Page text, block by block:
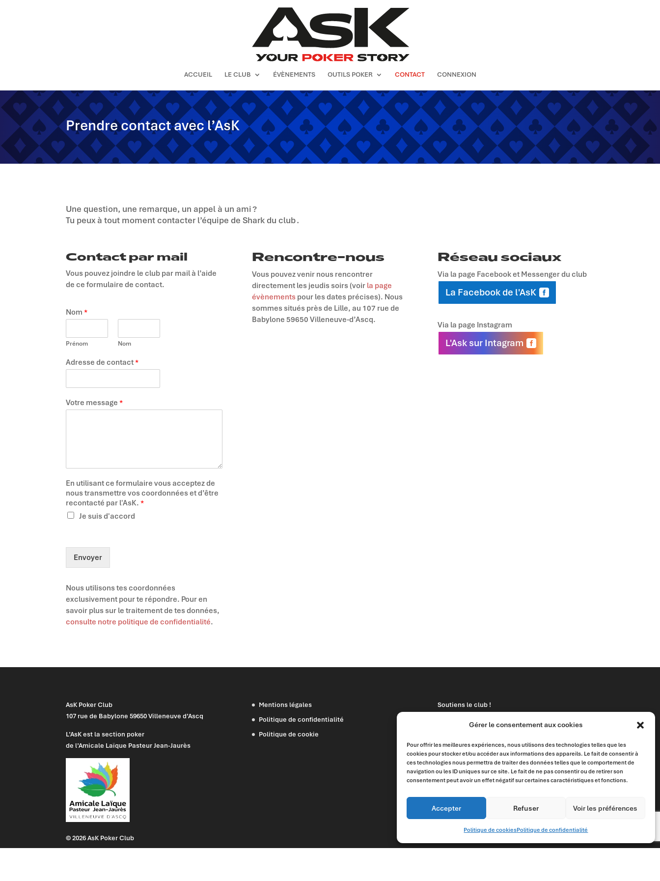
Gérer le consentement aux cookies
Pour offrir les meilleures expériences, nous utilisons des technologies telles que les
cookies pour stocker et/ou accéder aux informations des appareils. Le fait de consentir à
ces technologies nous permettra de traiter des données telles que le comportement de
navigation ou les ID uniques sur ce site. Le fait de ne pas consentir ou de retirer son
consentement peut avoir un effet négatif sur certaines caractéristiques et fonctions.
Accepter Refuser Voir les préférences
Politique de cookiesPolitique de confidentialité
ACCUEIL LE CLUB ÉVÈNEMENTS OUTILS POKER CONTACT CONNEXION
Prendre contact avec l’AsK
Une question, une remarque, un appel à un ami ?
Tu peux à tout moment contacter l’équipe de Shark du club .
Contact par mail
Vous pouvez joindre le club par mail à l’aide
de ce formulaire de contact.
Nom*
Prénom Nom
Adresse de contact*
Votre message*
En utilisant ce formulaire vous acceptez de
nous transmettre vos coordonnées et d’être
recontacté par l'AsK.*
Je suis d'accord
Envoyer
Nous utilisons tes coordonnées
exclusivement pour te répondre. Pour en
savoir plus sur le traitement de tes données,
consulte notre politique de confidentialité.
Rencontre-nous
Vous pouvez venir nous rencontrer
directement les jeudis soirs (voir la page
évènementspour les dates précises). Nous
sommes situés près de Lille, au 107 rue de
Babylone 59650 Villeneuve-d’Ascq.
Réseau sociaux
Via la page Facebook et Messenger du club
La Facebook de l'AsK
Via la page Instagram
L'Ask sur Intagram
AsK Poker Club
107 rue de Babylone 59650 Villeneuve d’Ascq
L’AsK est la section poker
de l’Amicale Laïque Pasteur Jean-Jaurès
© 2026 AsK Poker Club
Mentions légales
Politique de confidentialité
Politique de cookie
Soutiens le club !
Suis-nous sur Facebook
Donne ton avis sur Google